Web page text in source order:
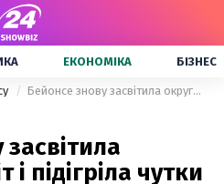
ЕКОНОМІКА БІЗНЕС
Бейонсе знову засвітила округлий живіт і підігріла чутки про вагітніть
підігріла чутки